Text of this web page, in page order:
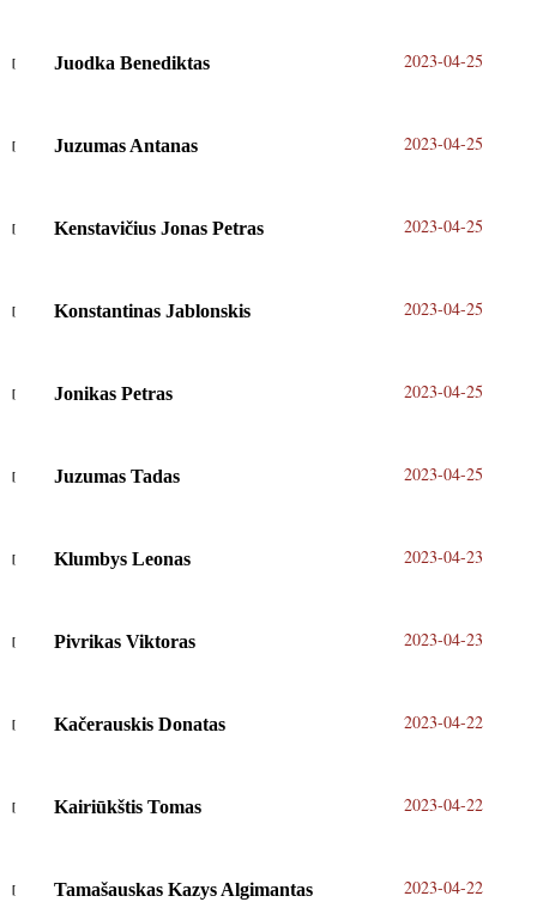
Juodka Benediktas 2023-04-25
Juzumas Antanas 2023-04-25
Kenstavičius Jonas Petras 2023-04-25
Konstantinas Jablonskis 2023-04-25
Jonikas Petras 2023-04-25
Juzumas Tadas 2023-04-25
Klumbys Leonas 2023-04-23
Pivrikas Viktoras 2023-04-23
Kačerauskis Donatas 2023-04-22
Kairiūkštis Tomas 2023-04-22
Tamašauskas Kazys Algimantas 2023-04-22